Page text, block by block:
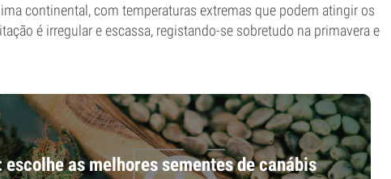
continental, com temperaturas extremas que podem atingir os
é irregular e escassa, registando-se sobretudo na primavera e
as melhores sementes de canábis